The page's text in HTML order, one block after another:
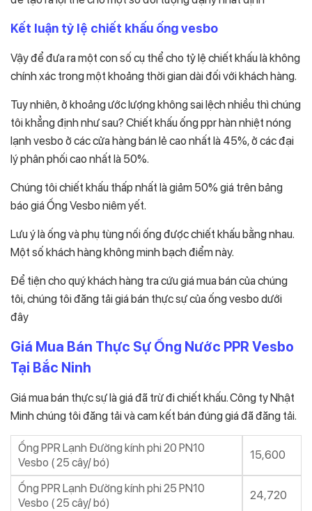
Kết luận tỷ lệ chiết khấu ống vesbo
Vậy để đưa ra một con số cụ thể cho tỷ lệ chiết khấu là không
chính xác trong một khoảng thời gian dài đối với khách hàng.
Tuy nhiên, ở khoảng ước lượng không sai lệch nhiều thì chúng
tôi khẳng định như sau? Chiết khấu ống ppr hàn nhiệt nóng
lạnh vesbo ở các cửa hàng bán lẻ cao nhất là 45%, ở các đại
lý phân phối cao nhất là 50%.
Chúng tôi chiết khấu thấp nhất là giảm 50% giá trên bảng
báo giá Ống Vesbo niêm yết.
Lưu ý là ống và phụ tùng nối ống được chiết khấu bằng nhau.
Một số khách hàng không minh bạch điểm này.
Để tiện cho quý khách hàng tra cứu giá mua bán của chúng
tôi, chúng tôi đăng tải giá bán thực sự của ống vesbo dưới
đây
Giá Mua Bán Thực Sự Ống Nước PPR Vesbo
Tại Bắc Ninh
Giá mua bán thực sự là giá đã trừ đi chiết khấu. Công ty Nhật
Minh chúng tôi đăng tải và cam kết bán đúng giá đã đăng tải.
Ống PPR Lạnh Đường kính phi 20 PN10
Vesbo ( 25 cây/ bó)
15,600
Ống PPR Lạnh Đường kính phi 25 PN10
Vesbo ( 25 cây/ bó)
24,720